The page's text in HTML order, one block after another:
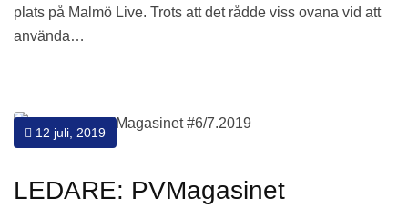
plats på Malmö Live. Trots att det rådde viss ovana vid att
använda…
12 juli, 2019
LEDARE: PVMagasinet